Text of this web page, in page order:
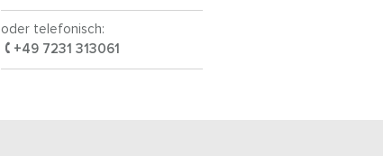
oder telefonisch:
+49 7231 313061